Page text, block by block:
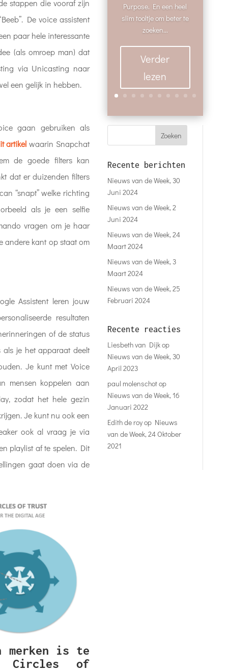
stappen die vooraf zijn
De voice assistent
paar hele interessante
(als omroep man) dat
via Unicasting naar
een gelijk in hebben.
gaan gebruiken als
artikel waarin Snapchat
de goede filters kan
dat er duizenden filters
“snapt” welke richting
als je een selfie
vragen om je haar
andere kant op staat om
Assistent leren jouw
resultaten
of de status
als je het apparaat deelt
Je kunt met Voice
mensen koppelen aan
zodat het hele gezin
Je kunt nu ook een
ook al vraag je via
playlist af te spelen. Dit
gaat doen via de
merken is te
Circles of
Purpose. En een heel
slim tooltje om beter te
zoeken...
Verder
lezen
Recente berichten
Nieuws van de Week, 30
Juni 2024
Nieuws van de Week, 2
Juni 2024
Nieuws van de Week, 24
Maart 2024
Nieuws van de Week, 3
Maart 2024
Nieuws van de Week, 25
Februari 2024
Recente reacties
Liesbeth van Dijkop
Nieuws van de Week, 30
April 2023
paul molenschotop
Nieuws van de Week, 16
Januari 2022
Edith de royop Nieuws
van de Week, 24 Oktober
2021